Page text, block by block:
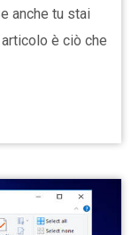
anche tu stai
è ciò che